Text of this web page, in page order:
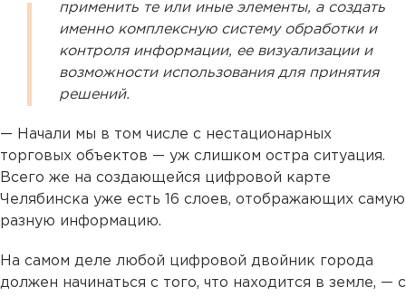
применить те или иные элементы, а создать
именно комплексную систему обработки и
контроля информации, ее визуализации и
возможности использования для принятия
решений.
— Начали мы в том числе с нестационарных
торговых объектов — уж слишком остра ситуация.
Всего же на создающейся цифровой карте
Челябинска уже есть 16 слоев, отображающих самую
разную информацию.
На самом деле любой цифровой двойник города
должен начинаться с того, что находится в земле, — с